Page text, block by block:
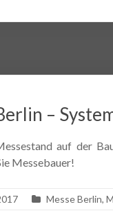
–
auf der
Messebauer!
Messe Berlin,